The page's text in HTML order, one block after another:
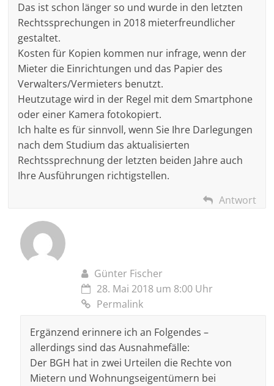
Das ist schon länger so und wurde in den letzten
Rechtssprechungen in 2018 mieterfreundlicher
gestaltet.
Kosten für Kopien kommen nur infrage, wenn der
Mieter die Einrichtungen und das Papier des
Verwalters/Vermieters benutzt.
Heutzutage wird in der Regel mit dem Smartphone
oder einer Kamera fotokopiert.
Ich halte es für sinnvoll, wenn Sie Ihre Darlegungen
nach dem Studium das aktualisierten
Rechtssprechnung der letzten beiden Jahre auch
Ihre Ausführungen richtigstellen.
Antwort
Günter Fischer
28. Mai 2018 um 8:00 Uhr
Permalink
Ergänzend erinnere ich an Folgendes –
allerdings sind das Ausnahmefälle:
Der BGH hat in zwei Urteilen die Rechte von
Mietern und Wohnungseigentümern bei